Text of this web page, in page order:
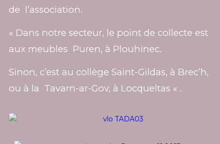
de l’association.
« Dans notre secteur, le point de collecte est
aux meubles Puren, à Plouhinec.
Sinon, c’est au collège Saint-Gildas, à Brec’h,
ou à la Tavarn-ar-Gov, à Locqueltas « .